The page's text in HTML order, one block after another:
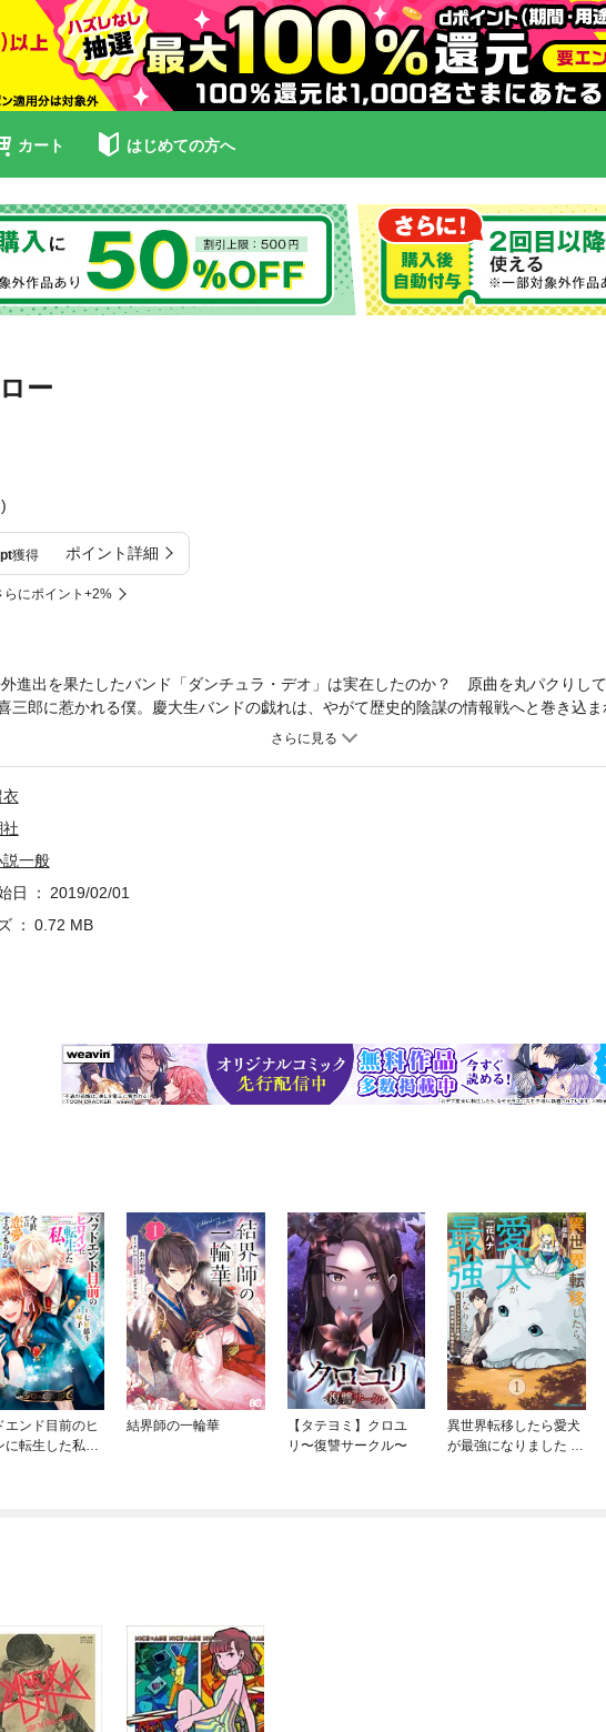
カート はじめての方へ
ー
pt獲得 ポイント詳細
らにポイント+2%
進出を果たしたバンド「ダンチュラ・デオ」は実在したのか？ 原曲を丸パクりして
三郎に惹かれる僕。慶大生バンドの戯れは、やがて歴史的陰謀の情報戦へと巻き込ま
ルを炙り出し、真実がウィキペディア的に編集される時代の狂騒と不気味を描く。
衣
社
説一般
日
2019/02/01
0.72 MB
エンド目前のヒ
に転生した私、
結界師の一輪華
【タテヨミ】クロユ
リ〜復讐サークル〜
異世界転移したら愛犬
が最強になりました ～